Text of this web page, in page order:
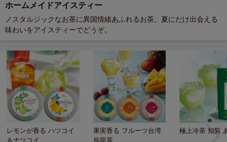
ホームメイドアイスティー
ノスタルジックなお茶に異国情緒あふれるお茶。夏にだけ出会える
味わいをアイスティーでどうぞ。
レモンが香る ハツコイ
＆ナツコイ
果実香る フルーツ台湾
烏龍茶
極上冷茶 知覧